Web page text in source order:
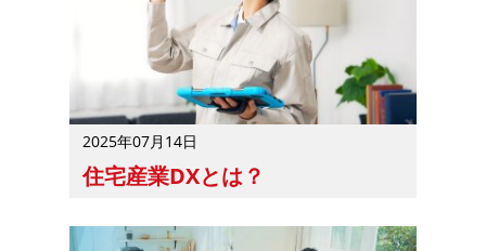
2025年07月14日
住宅産業DXとは？